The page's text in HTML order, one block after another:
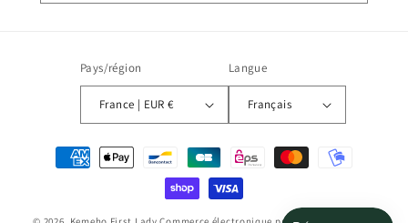
Pays/région
France | EUR €
Langue
Français
Moyens